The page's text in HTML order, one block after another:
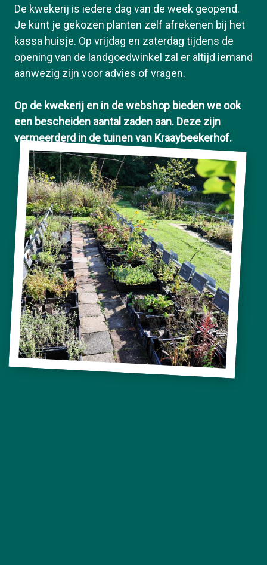
De kwekerij is iedere dag van de week geopend.
Je kunt je gekozen planten zelf afrekenen bij het
kassa huisje. Op vrijdag en zaterdag tijdens de
opening van de landgoedwinkel zal er altijd iemand
aanwezig zijn voor advies of vragen.
Op de kwekerij en in de webshop bieden we ook
een bescheiden aantal zaden aan. Deze zijn
vermeerderd in de tuinen van Kraaybeekerhof.